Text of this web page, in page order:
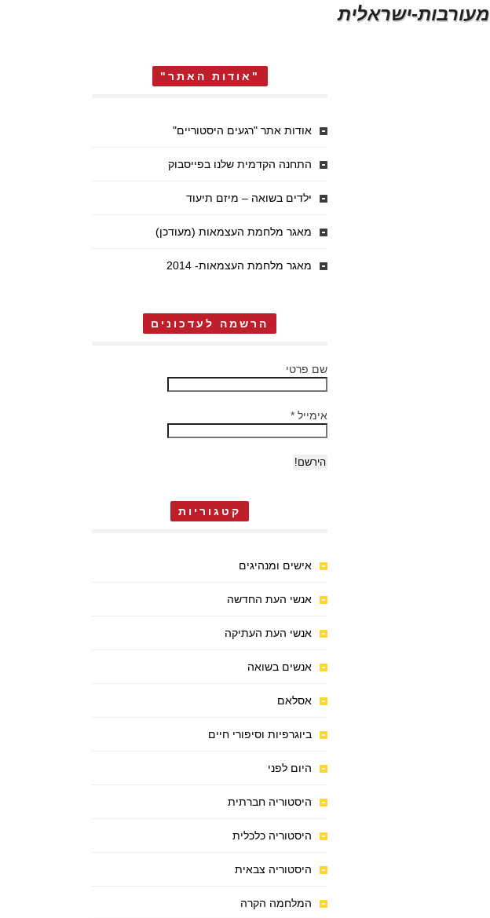
מעורבות-ישראלית
"אודות האתר"
אודות אתר "רגעים היסטוריים"
התחנה הקדמית שלנו בפייסבוק
ילדים בשואה – מיזם תיעוד
מאגר מלחמת העצמאות (מעודכן)
מאגר מלחמת העצמאות- 2014
הרשמה לעדכונים
שם פרטי
אימייל *
קטגוריות
אישים ומנהיגים
אנשי העת החדשה
אנשי העת העתיקה
אנשים בשואה
אסלאם
ביוגרפיות וסיפורי חיים
היום לפני
היסטוריה חברתית
היסטוריה כלכלית
היסטוריה צבאית
המלחמה הקרה